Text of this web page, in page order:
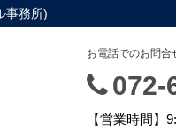
事務所)
お電話でのお問合
072-
【営業時間】